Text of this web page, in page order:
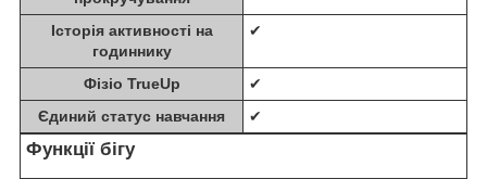
Історія активності на
годиннику
✔
Фізіо TrueUp
✔
Єдиний статус навчання
✔
Функції бігу